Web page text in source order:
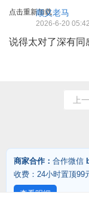
点击重新加载顺义老马
2026-6-20
说得太对了深有同
上
商家合作： 合作微信
收费：24小时置顶99
查看明细